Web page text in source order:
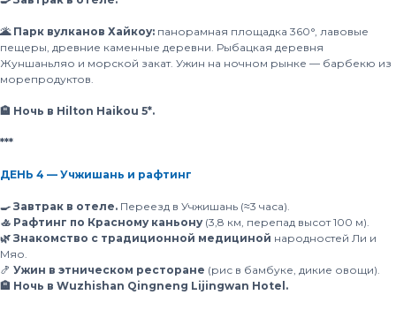
🌋 Парк вулканов Хайкоу: панорамная площадка 360°, лавовые
пещеры, древние каменные деревни. Рыбацкая деревня
Жуншаньляо и морской закат. Ужин на ночном рынке — барбекю из
морепродуктов.
🏨 Ночь в Hilton Haikou 5*.
***
ДЕНЬ 4 — Учжишань и рафтинг
🍳 Завтрак в отеле. Переезд в Учжишань (≈3 часа).
🚣 Рафтинг по Красному каньону(3,8 км, перепад высот 100 м).
🌿 Знакомство с традиционной медициной народностей Ли и
Мяо.
🍤 Ужин в этническом ресторане (рис в бамбуке, дикие овощи).
🏨 Ночь в Wuzhishan Qingneng Lijingwan Hotel.